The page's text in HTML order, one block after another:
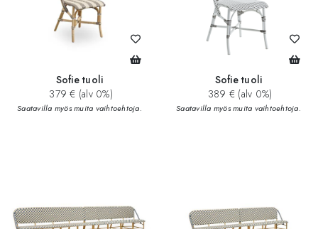
Sofie tuoli
379 € (alv 0%)
Saatavilla myös muita vaihtoehtoja.
Sofie tuoli
389 € (alv 0%)
Saatavilla myös muita vaihtoehtoja.